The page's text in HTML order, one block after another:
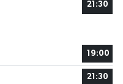
21:30
19:00
21:30